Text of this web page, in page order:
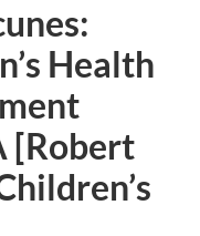
Health
[Robert